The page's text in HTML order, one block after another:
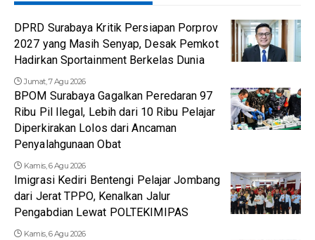
DPRD Surabaya Kritik Persiapan Porprov
2027 yang Masih Senyap, Desak Pemkot
Hadirkan Sportainment Berkelas Dunia
Jumat, 7 Agu 2026
BPOM Surabaya Gagalkan Peredaran 97
Ribu Pil Ilegal, Lebih dari 10 Ribu Pelajar
Diperkirakan Lolos dari Ancaman
Penyalahgunaan Obat
Kamis, 6 Agu 2026
Imigrasi Kediri Bentengi Pelajar Jombang
dari Jerat TPPO, Kenalkan Jalur
Pengabdian Lewat POLTEKIMIPAS
Kamis, 6 Agu 2026